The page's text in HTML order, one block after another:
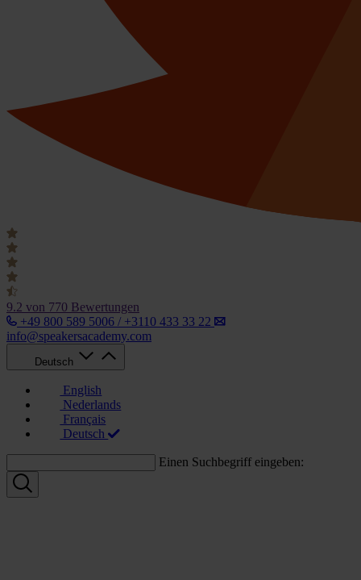
9.2 von 770 Bewertungen
+49 800 589 5006 / +3110 433 33 22
info@speakersacademy.com
Deutsch
English
Nederlands
Français
Deutsch
Einen Suchbegriff eingeben: